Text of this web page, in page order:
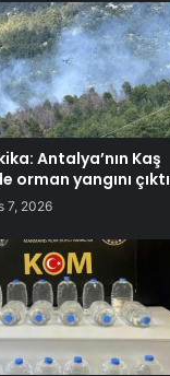
Antalya’nın Kaş
orman yangını çıktı
7, 2026